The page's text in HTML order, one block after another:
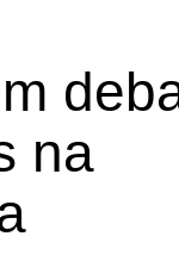
e ações de
a evolução dos
básica no
da Educação
2025,
da educação
na